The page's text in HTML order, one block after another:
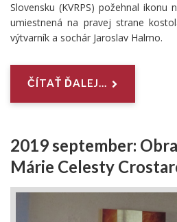
Slovensku (KVRPS) požehnal ikonu
umiestnená na pravej strane
výtvarník a sochár Jaroslav Halmo.
ČÍTAŤ ĎALEJ...
2019 september:
Márie Celesty